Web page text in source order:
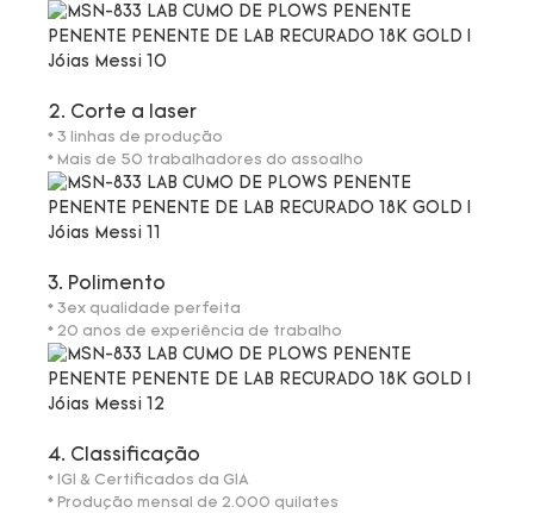
2. Corte a laser
* 3 linhas de produção
* Mais de 50 trabalhadores do assoalho
3. Polimento
* 3ex qualidade perfeita
* 20 anos de experiência de trabalho
4. Classificação
* IGI & Certificados da GIA
* Produção mensal de 2.000 quilates